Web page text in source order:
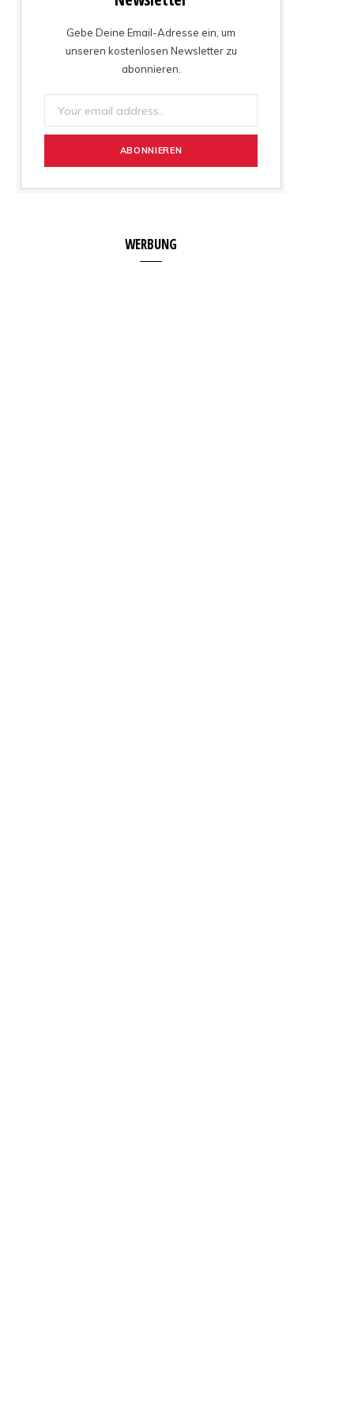
Gebe Deine Email-Adresse ein, um
unseren kostenlosen Newsletter zu
abonnieren.
WERBUNG